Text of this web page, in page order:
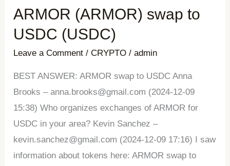
ARMOR (ARMOR) swap to
USDC (USDC)
Leave a Comment /CRYPTO /admin
BEST ANSWER: ARMOR swap to USDC Anna
Brooks – anna.brooks@gmail.com (2024-12-09
15:38) Who organizes exchanges of ARMOR for
USDC in your area? Kevin Sanchez –
kevin.sanchez@gmail.com (2024-12-09 17:16) I saw
information about tokens here: ARMOR swap to
ARMOR
(ARMOR)
to
USDC
(USDC)